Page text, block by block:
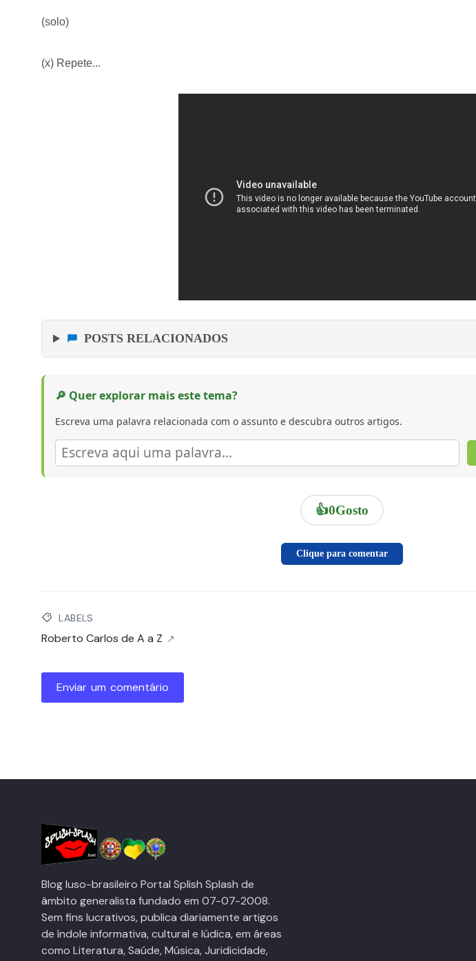
(solo)
(x) Repete...
POSTS RELACIONADOS
🔎 Quer explorar mais este tema?
Escreva uma palavra relacionada com o assunto e descubra outros artigos.
👍0Gosto
Clique para comentar
LABELS
Roberto Carlos de A a Z
Enviar um comentário
Blog luso-brasileiro Portal Splish Splash de
âmbito generalista fundado em 07-07-2008.
Sem fins lucrativos, publica diariamente artigos
de índole informativa, cultural e lúdica, em áreas
como Literatura, Saúde, Música, Juridicidade,